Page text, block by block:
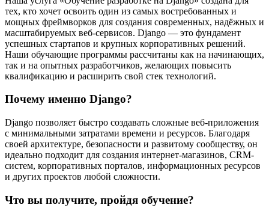
тех, кто хочет освоить один из самых востребованных и
мощных фреймворков для создания современных, надёжных и
масштабируемых веб-сервисов. Django — это фундамент
успешных стартапов и крупных корпоративных решений.
Наши обучающие программы рассчитаны как на начинающих,
так и на опытных разработчиков, желающих повысить
квалификацию и расширить свой стек технологий.
Почему именно Django?
Django позволяет быстро создавать сложные веб-приложения
с минимальными затратами времени и ресурсов. Благодаря
своей архитектуре, безопасности и развитому сообществу, он
идеально подходит для создания интернет-магазинов, CRM-
систем, корпоративных порталов, информационных ресурсов
и других проектов любой сложности.
Что вы получите, пройдя обучение?